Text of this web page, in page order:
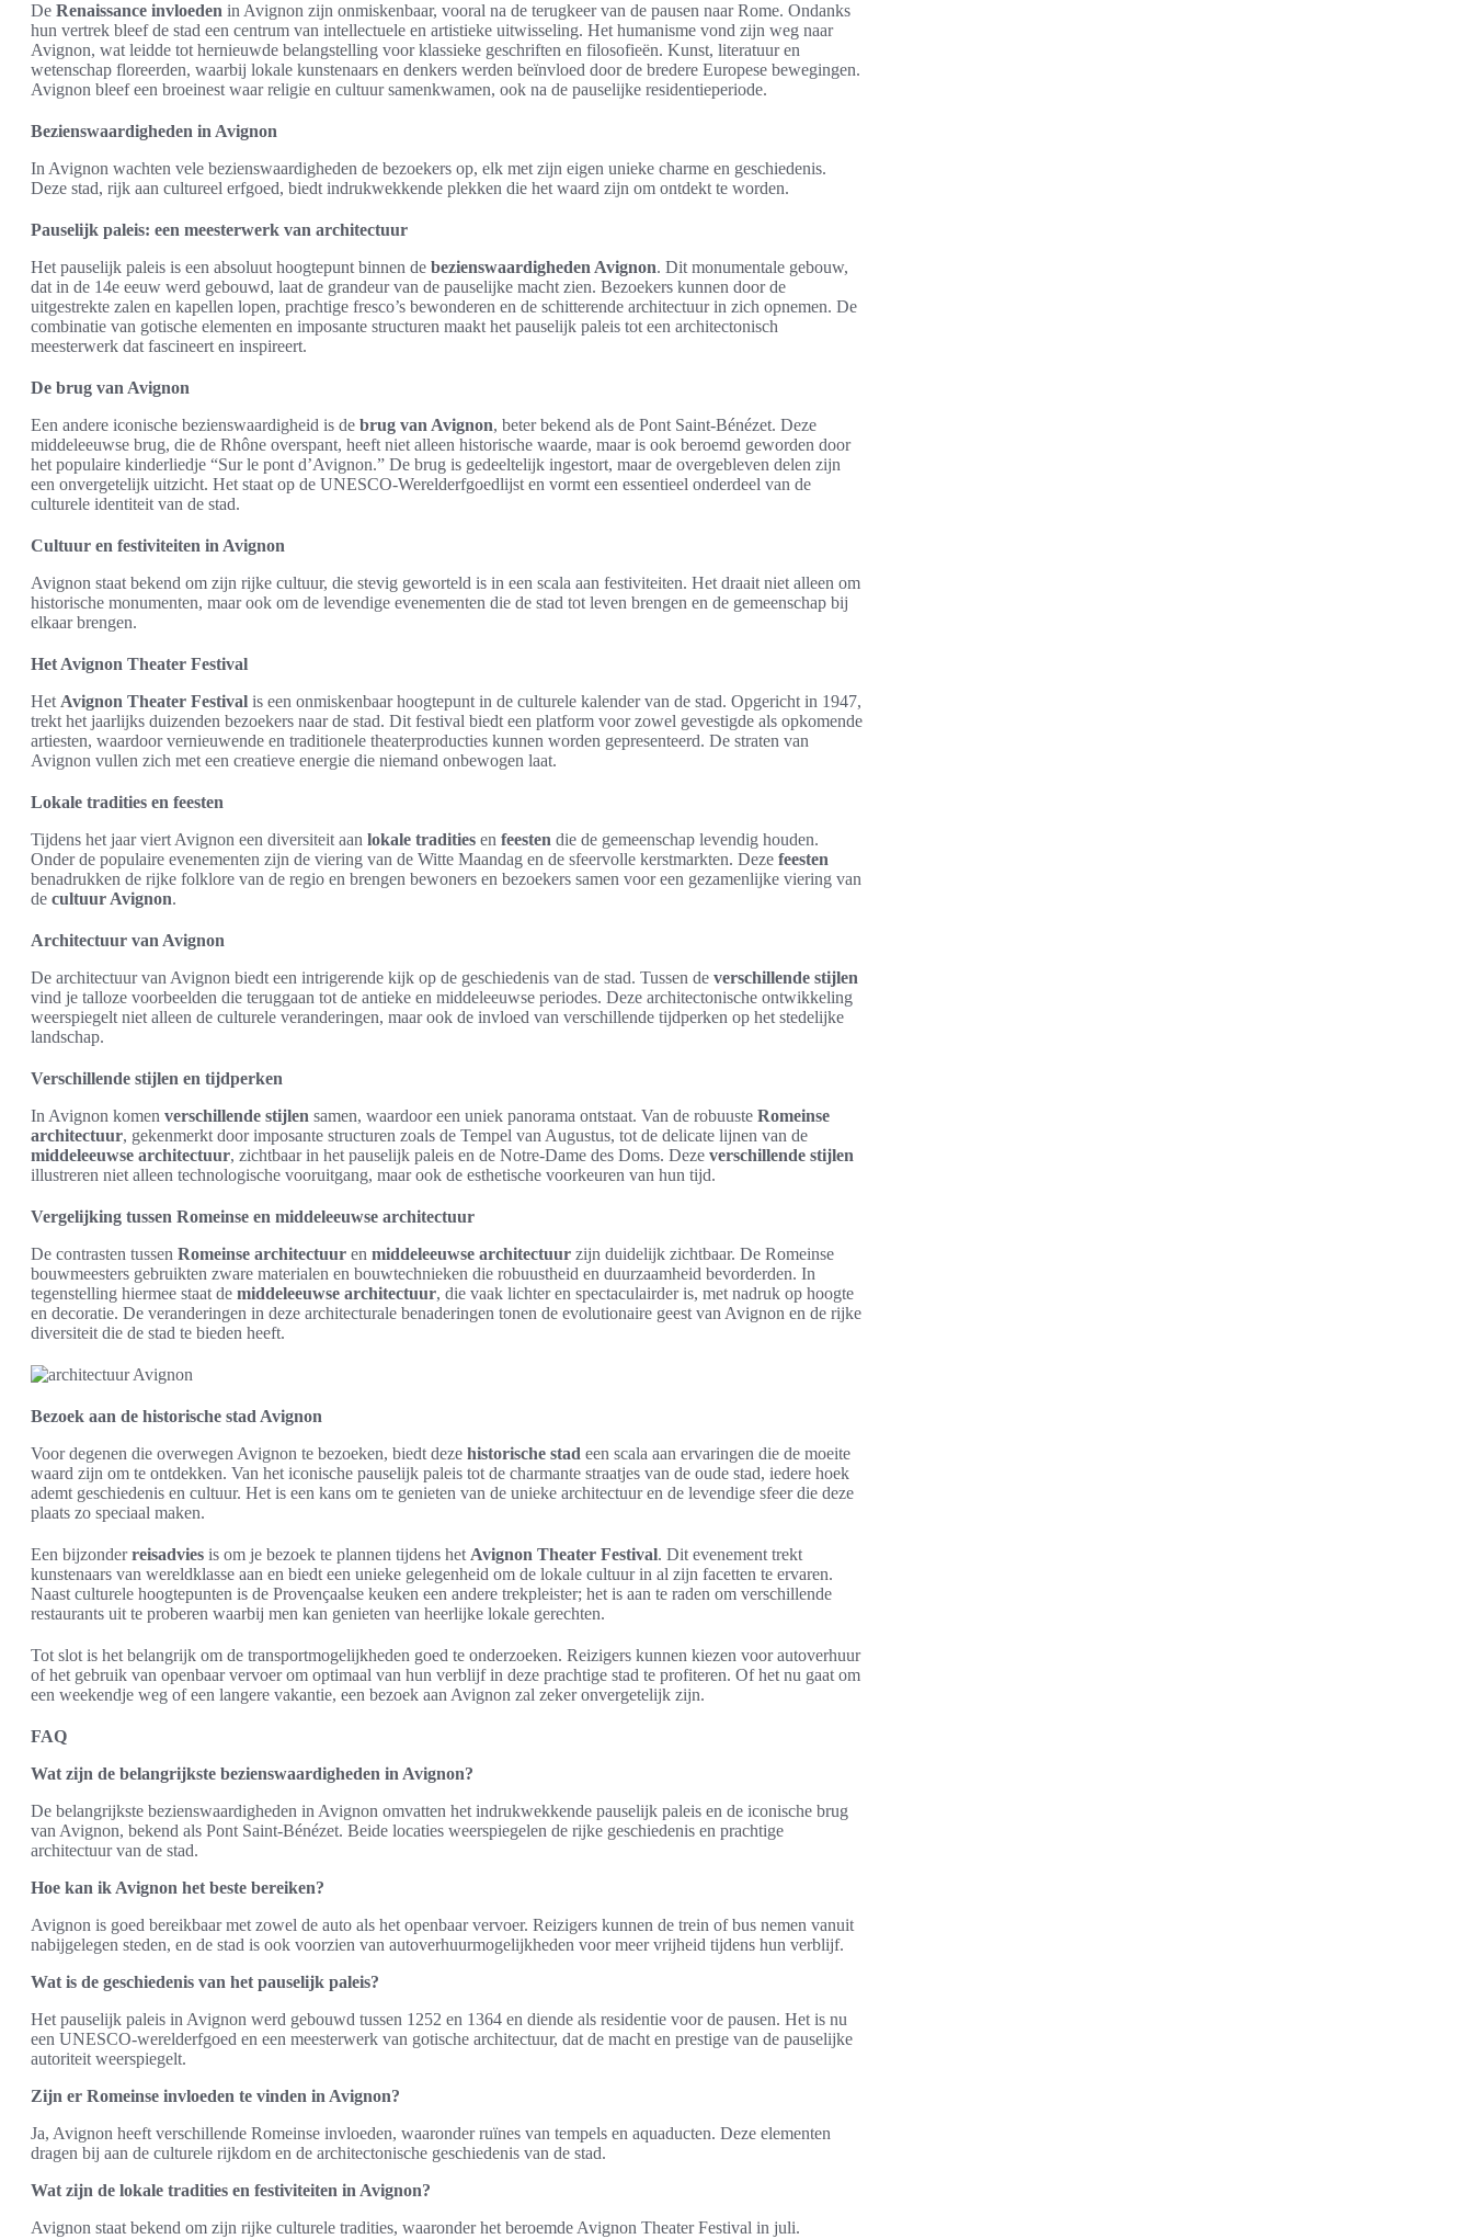
De Renaissance invloeden in Avignon zijn onmiskenbaar, vooral na de terugkeer van de pausen naar Rome. Ondanks
hun vertrek bleef de stad een centrum van intellectuele en artistieke uitwisseling. Het humanisme vond zijn weg naar
Avignon, wat leidde tot hernieuwde belangstelling voor klassieke geschriften en filosofieën. Kunst, literatuur en
wetenschap floreerden, waarbij lokale kunstenaars en denkers werden beïnvloed door de bredere Europese bewegingen.
Avignon bleef een broeinest waar religie en cultuur samenkwamen, ook na de pauselijke residentieperiode.
Bezienswaardigheden in Avignon
In Avignon wachten vele bezienswaardigheden de bezoekers op, elk met zijn eigen unieke charme en geschiedenis.
Deze stad, rijk aan cultureel erfgoed, biedt indrukwekkende plekken die het waard zijn om ontdekt te worden.
Pauselijk paleis: een meesterwerk van architectuur
Het pauselijk paleis is een absoluut hoogtepunt binnen de bezienswaardigheden Avignon. Dit monumentale gebouw,
dat in de 14e eeuw werd gebouwd, laat de grandeur van de pauselijke macht zien. Bezoekers kunnen door de
uitgestrekte zalen en kapellen lopen, prachtige fresco’s bewonderen en de schitterende architectuur in zich opnemen. De
combinatie van gotische elementen en imposante structuren maakt het pauselijk paleis tot een architectonisch
meesterwerk dat fascineert en inspireert.
De brug van Avignon
Een andere iconische bezienswaardigheid is de brug van Avignon, beter bekend als de Pont Saint-Bénézet. Deze
middeleeuwse brug, die de Rhône overspant, heeft niet alleen historische waarde, maar is ook beroemd geworden door
het populaire kinderliedje “Sur le pont d’Avignon.” De brug is gedeeltelijk ingestort, maar de overgebleven delen zijn
een onvergetelijk uitzicht. Het staat op de UNESCO-Werelderfgoedlijst en vormt een essentieel onderdeel van de
culturele identiteit van de stad.
Cultuur en festiviteiten in Avignon
Avignon staat bekend om zijn rijke cultuur, die stevig geworteld is in een scala aan festiviteiten. Het draait niet alleen om
historische monumenten, maar ook om de levendige evenementen die de stad tot leven brengen en de gemeenschap bij
elkaar brengen.
Het Avignon Theater Festival
Het Avignon Theater Festival is een onmiskenbaar hoogtepunt in de culturele kalender van de stad. Opgericht in 1947,
trekt het jaarlijks duizenden bezoekers naar de stad. Dit festival biedt een platform voor zowel gevestigde als opkomende
artiesten, waardoor vernieuwende en traditionele theaterproducties kunnen worden gepresenteerd. De straten van
Avignon vullen zich met een creatieve energie die niemand onbewogen laat.
Lokale tradities en feesten
Tijdens het jaar viert Avignon een diversiteit aan lokale tradities en feesten die de gemeenschap levendig houden.
Onder de populaire evenementen zijn de viering van de Witte Maandag en de sfeervolle kerstmarkten. Deze feesten
benadrukken de rijke folklore van de regio en brengen bewoners en bezoekers samen voor een gezamenlijke viering van
de cultuur Avignon.
Architectuur van Avignon
De architectuur van Avignon biedt een intrigerende kijk op de geschiedenis van de stad. Tussen de verschillende stijlen
vind je talloze voorbeelden die teruggaan tot de antieke en middeleeuwse periodes. Deze architectonische ontwikkeling
weerspiegelt niet alleen de culturele veranderingen, maar ook de invloed van verschillende tijdperken op het stedelijke
landschap.
Verschillende stijlen en tijdperken
In Avignon komen verschillende stijlen samen, waardoor een uniek panorama ontstaat. Van de robuuste Romeinse
architectuur, gekenmerkt door imposante structuren zoals de Tempel van Augustus, tot de delicate lijnen van de
middeleeuwse architectuur, zichtbaar in het pauselijk paleis en de Notre-Dame des Doms. Deze verschillende stijlen
illustreren niet alleen technologische vooruitgang, maar ook de esthetische voorkeuren van hun tijd.
Vergelijking tussen Romeinse en middeleeuwse architectuur
De contrasten tussen Romeinse architectuur en middeleeuwse architectuur zijn duidelijk zichtbaar. De Romeinse
bouwmeesters gebruikten zware materialen en bouwtechnieken die robuustheid en duurzaamheid bevorderden. In
tegenstelling hiermee staat de middeleeuwse architectuur, die vaak lichter en spectaculairder is, met nadruk op hoogte
en decoratie. De veranderingen in deze architecturale benaderingen tonen de evolutionaire geest van Avignon en de rijke
diversiteit die de stad te bieden heeft.
Bezoek aan de historische stad Avignon
Voor degenen die overwegen Avignon te bezoeken, biedt deze historische stad een scala aan ervaringen die de moeite
waard zijn om te ontdekken. Van het iconische pauselijk paleis tot de charmante straatjes van de oude stad, iedere hoek
ademt geschiedenis en cultuur. Het is een kans om te genieten van de unieke architectuur en de levendige sfeer die deze
plaats zo speciaal maken.
Een bijzonderreisadvies is om je bezoek te plannen tijdens het Avignon Theater Festival. Dit evenement trekt
kunstenaars van wereldklasse aan en biedt een unieke gelegenheid om de lokale cultuur in al zijn facetten te ervaren.
Naast culturele hoogtepunten is de Provençaalse keuken een andere trekpleister; het is aan te raden om verschillende
restaurants uit te proberen waarbij men kan genieten van heerlijke lokale gerechten.
Tot slot is het belangrijk om de transportmogelijkheden goed te onderzoeken. Reizigers kunnen kiezen voor autoverhuur
of het gebruik van openbaar vervoer om optimaal van hun verblijf in deze prachtige stad te profiteren. Of het nu gaat om
een weekendje weg of een langere vakantie, een bezoek aan Avignon zal zeker onvergetelijk zijn.
FAQ
Wat zijn de belangrijkste bezienswaardigheden in Avignon?
De belangrijkste bezienswaardigheden in Avignon omvatten het indrukwekkende pauselijk paleis en de iconische brug
van Avignon, bekend als Pont Saint-Bénézet. Beide locaties weerspiegelen de rijke geschiedenis en prachtige
architectuur van de stad.
Hoe kan ik Avignon het beste bereiken?
Avignon is goed bereikbaar met zowel de auto als het openbaar vervoer. Reizigers kunnen de trein of bus nemen vanuit
nabijgelegen steden, en de stad is ook voorzien van autoverhuurmogelijkheden voor meer vrijheid tijdens hun verblijf.
Wat is de geschiedenis van het pauselijk paleis?
Het pauselijk paleis in Avignon werd gebouwd tussen 1252 en 1364 en diende als residentie voor de pausen. Het is nu
een UNESCO-werelderfgoed en een meesterwerk van gotische architectuur, dat de macht en prestige van de pauselijke
autoriteit weerspiegelt.
Zijn er Romeinse invloeden te vinden in Avignon?
Ja, Avignon heeft verschillende Romeinse invloeden, waaronder ruïnes van tempels en aquaducten. Deze elementen
dragen bij aan de culturele rijkdom en de architectonische geschiedenis van de stad.
Wat zijn de lokale tradities en festiviteiten in Avignon?
Avignon staat bekend om zijn rijke culturele tradities, waaronder het beroemde Avignon Theater Festival in juli.